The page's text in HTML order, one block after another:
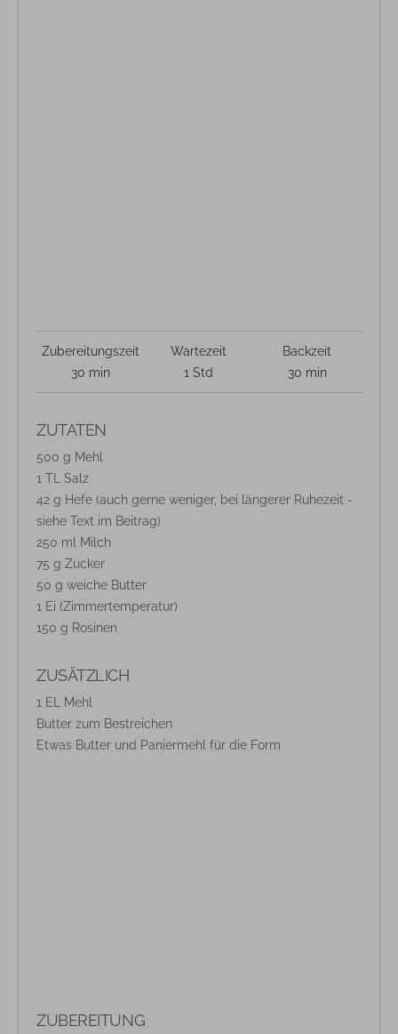
Zubereitungszeit
30 min
Wartezeit
1 Std
Backzeit
30 min
ZUTATEN
500 g Mehl
1 TL Salz
42 g Hefe (auch gerne weniger, bei längerer Ruhezeit -
siehe Text im Beitrag)
250 ml Milch
75 g Zucker
50 g weiche Butter
1 Ei (Zimmertemperatur)
150 g Rosinen
ZUSÄTZLICH
1 EL Mehl
Butter zum Bestreichen
Etwas Butter und Paniermehl für die Form
ZUBEREITUNG